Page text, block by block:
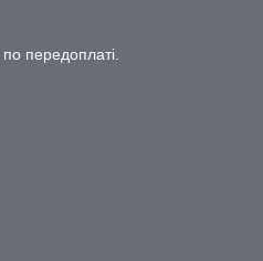
передоплаті.